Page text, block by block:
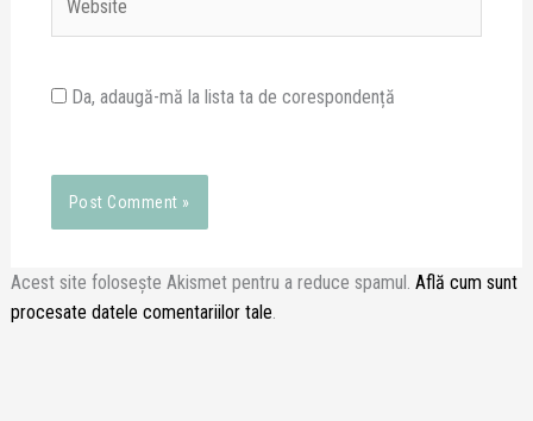
Da, adaugă-mă la lista ta de corespondență
Acest site folosește Akismet pentru a reduce spamul. Află cum sunt
procesate datele comentariilor tale